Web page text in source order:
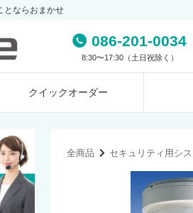
とならおまかせ
086-201-0034
8:30〜17:30（土日祝除く）
クイックオーダー
全商品 セキュリティ用シ